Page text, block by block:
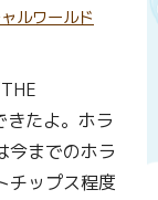
ルワールド
きたよ。ホラ
今までのホラ
チップス程度